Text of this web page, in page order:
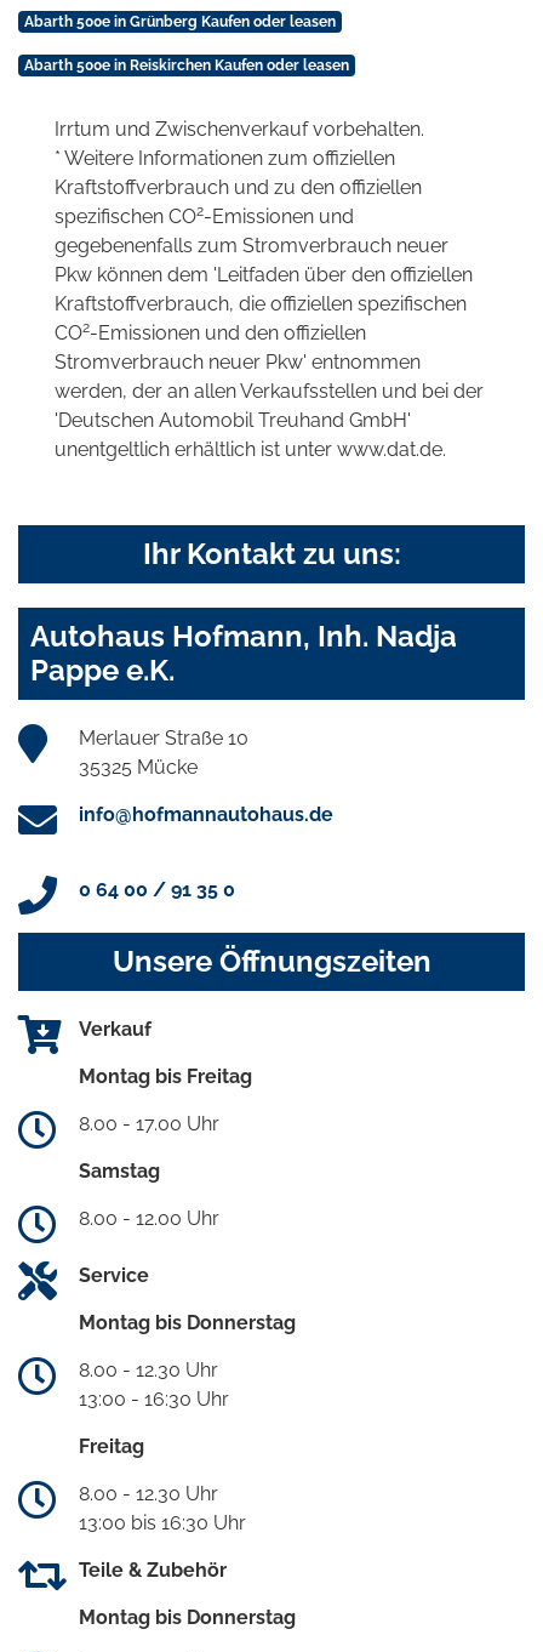
Abarth 500e in Grünberg Kaufen oder leasen
Abarth 500e in Reiskirchen Kaufen oder leasen
Irrtum und Zwischenverkauf vorbehalten.
* Weitere Informationen zum offiziellen
Kraftstoffverbrauch und zu den offiziellen
spezifischen CO2-Emissionen und
gegebenenfalls zum Stromverbrauch neuer
Pkw können dem 'Leitfaden über den offiziellen
Kraftstoffverbrauch, die offiziellen spezifischen
CO2-Emissionen und den offiziellen
Stromverbrauch neuer Pkw' entnommen
werden, der an allen Verkaufsstellen und bei der
'Deutschen Automobil Treuhand GmbH'
unentgeltlich erhältlich ist unter www.dat.de.
Ihr Kontakt zu uns:
Autohaus Hofmann, Inh. Nadja
Pappe e.K.
Merlauer Straße 10
35325 Mücke
info@hofmannautohaus.de
0 64 00 / 91 35 0
Unsere Öffnungszeiten
Verkauf
Montag bis Freitag
8.00 - 17.00 Uhr
Samstag
8.00 - 12.00 Uhr
Service
Montag bis Donnerstag
8.00 - 12.30 Uhr
13:00 - 16:30 Uhr
Freitag
8.00 - 12.30 Uhr
13:00 bis 16:30 Uhr
Teile & Zubehör
Montag bis Donnerstag